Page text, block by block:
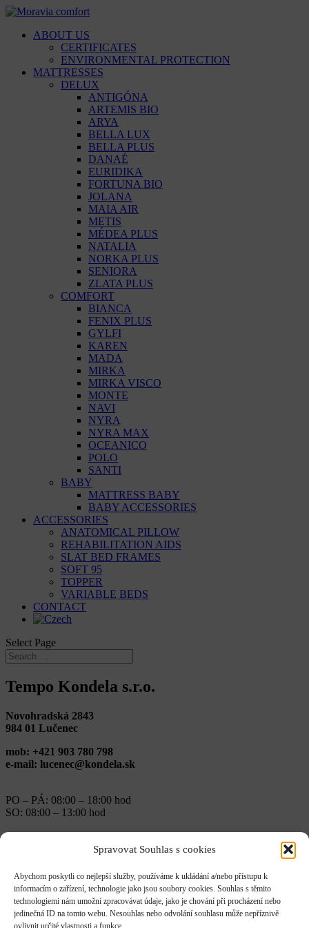
Spravovat Souhlas s cookies
Abychom poskytli co nejlepší služby, používáme k ukládání a/nebo přístupu k
informacím o zařízení, technologie jako jsou soubory cookies. Souhlas s těmito
technologiemi nám umožní zpracovávat údaje, jako je chování při procházení nebo
jedinečná ID na tomto webu. Nesouhlas nebo odvolání souhlasu může nepříznivě
ovlivnit určité vlastnosti a funkce.
ABOUT US
CERTIFICATES
ENVIRONMENTAL PROTECTION
MATTRESSES
DELUX
ANTIGÓNA
ARTEMIS BIO
ARYA
BELLA LUX
BELLA PLUS
DANAÉ
EURIDIKA
FORTUNA BIO
JOLANA
MAIA AIR
METIS
MÉDEA PLUS
NATALIA
NORKA PLUS
SENIORA
ZLATA PLUS
COMFORT
BIANCA
FENIX PLUS
GYLFI
KAREN
MADA
MIRKA
MIRKA VISCO
MONTE
NAVI
NYRA
NYRA MAX
OCEANICO
POLO
SANTI
BABY
MATTRESS BABY
BABY ACCESSORIES
ACCESSORIES
ANATOMICAL PILLOW
REHABILITATION AIDS
SLAT BED FRAMES
SOFT 95
TOPPER
VARIABLE BEDS
CONTACT
Select Page
Tempo Kondela s.r.o.
Novohradská 2843
984 01 Lučenec
mob: +421 903 780 798
e-mail: lucenec@kondela.sk
PO – PÁ: 08:00 – 18:00 hod
SO: 08:00 – 13:00 hod
←Tempo Kondela s.r.o. Tempo Kondela s.r.o.→
Posted on
December 16, 2022